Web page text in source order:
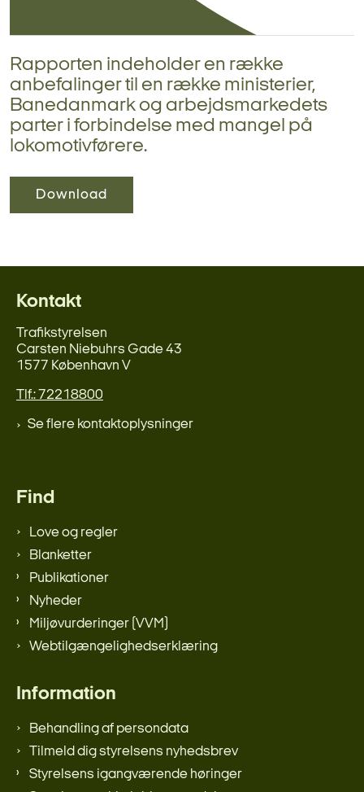
Rapporten indeholder en række
anbefalinger til en række ministerier,
Banedanmark og arbejdsmarkedets
parter i forbindelse med mangel på
lokomotivførere.
Download
Kontakt
Trafikstyrelsen
Carsten Niebuhrs Gade 43
1577 København V
Tlf.: 72218800
Se flere kontaktoplysninger
Find
Love og regler
Blanketter
Publikationer
Nyheder
Miljøvurderinger (VVM)
Webtilgængelighedserklæring
Information
Behandling af persondata
Tilmeld dig styrelsens nyhedsbrev
Styrelsens igangværende høringer